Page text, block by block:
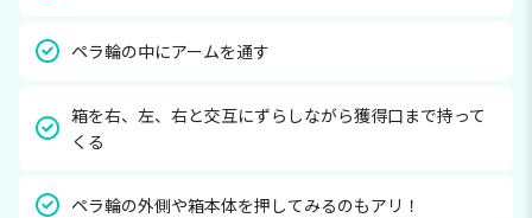
ペラ輪の中にアームを通す
箱を右、左、右と交互にずらしながら獲得口まで持って
くる
ペラ輪の外側や箱本体を押してみるのもアリ！